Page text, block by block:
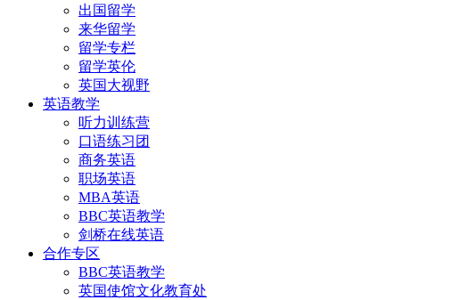
出国留学
来华留学
留学专栏
留学英伦
英国大视野
英语教学
听力训练营
口语练习团
商务英语
职场英语
MBA英语
BBC英语教学
剑桥在线英语
合作专区
BBC英语教学
英国使馆文化教育处